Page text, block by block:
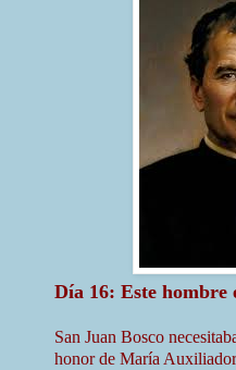
Día 16: Este hombre
San Juan Bosco
honor de María